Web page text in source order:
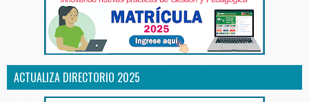
ACTUALIZA DIRECTORIO 2025